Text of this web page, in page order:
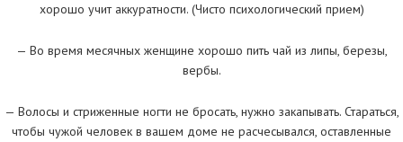
хорошо учит аккуратности. (Чисто психологический прием)
— Во время месячных женщине хорошо пить чай из липы, березы,
вербы.
— Волосы и стриженные ногти не бросать, нужно закапывать. Стараться,
чтобы чужой человек в вашем доме не расчесывался, оставленные